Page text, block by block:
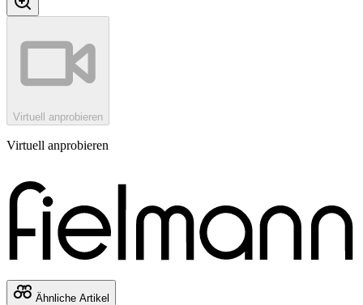
Virtuell anprobieren
Virtuell anprobieren
Ähnliche Artikel